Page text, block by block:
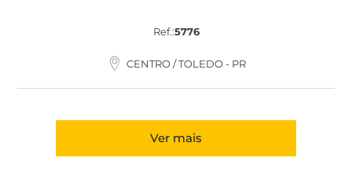
Ref.:5776
CENTRO / TOLEDO - PR
Ver mais